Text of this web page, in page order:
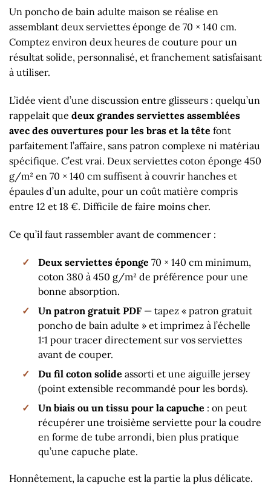
Un poncho de bain adulte maison se réalise en
assemblant deux serviettes éponge de 70 × 140 cm.
Comptez environ deux heures de couture pour un
résultat solide, personnalisé, et franchement satisfaisant
à utiliser.
L’idée vient d’une discussion entre glisseurs : quelqu’un
rappelait que deux grandes serviettes assemblées
avec des ouvertures pour les bras et la tête font
parfaitement l’affaire, sans patron complexe ni matériau
spécifique. C’est vrai. Deux serviettes coton éponge 450
g/m² en 70 × 140 cm suffisent à couvrir hanches et
épaules d’un adulte, pour un coût matière compris
entre 12 et 18 €. Difficile de faire moins cher.
Ce qu’il faut rassembler avant de commencer :
Deux serviettes éponge 70 × 140 cm minimum,
coton 380 à 450 g/m² de préférence pour une
bonne absorption.
Un patron gratuit PDF— tapez « patron gratuit
poncho de bain adulte » et imprimez à l’échelle
1:1 pour tracer directement sur vos serviettes
avant de couper.
Du fil coton solide assorti et une aiguille jersey
(point extensible recommandé pour les bords).
Un biais ou un tissu pour la capuche : on peut
récupérer une troisième serviette pour la coudre
en forme de tube arrondi, bien plus pratique
qu’une capuche plate.
Honnêtement, la capuche est la partie la plus délicate.